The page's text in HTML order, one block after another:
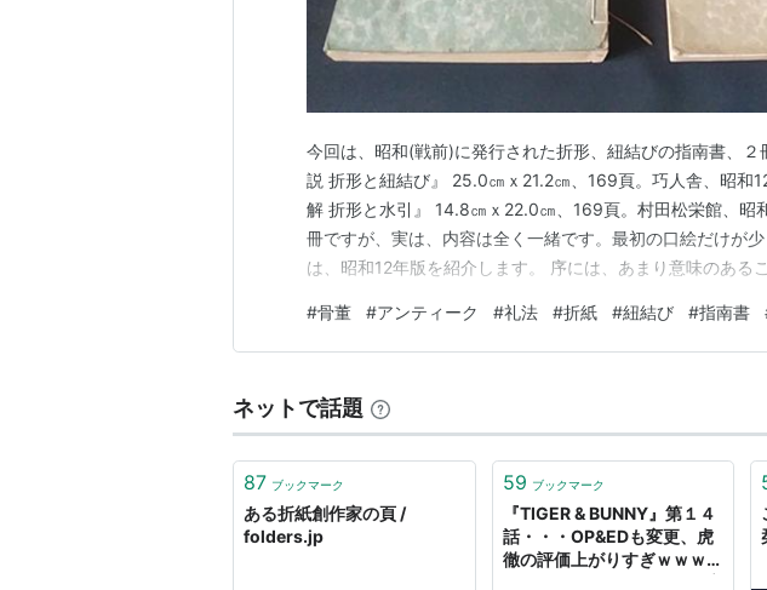
今回は、昭和(戦前)に発行された折形、紐結びの指南書、
説 折形と紐結び』 25.0㎝ｘ21.2㎝、169頁。巧人舎、昭和
解 折形と水引』 14.8㎝ｘ22.0㎝、169頁。村田松栄館、昭
冊ですが、実は、内容は全く一緒です。最初の口絵だけが
は、昭和12年版を紹介します。 序には、あまり意味のある
ています。 「総論」で述べられていることも、あまり意味
については、かな…
#骨董 #アンティーク #礼法 #折紙 #紐結び #指南書
ネットで話題
87 ブックマーク
ある折紙創作家の頁 /
folders.jp
59 ブックマーク
『TIGER & BUNNY』第１４
話・・・OP&EDも変更、虎
徹の評価上がりすぎｗｗｗ